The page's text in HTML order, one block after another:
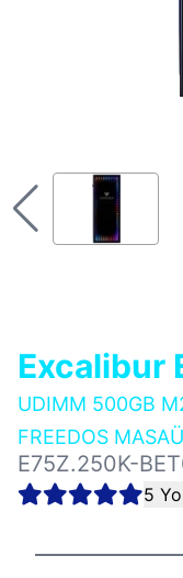
Excalibur
UDIMM 500GB
FREEDOS
E75Z.250K-
5